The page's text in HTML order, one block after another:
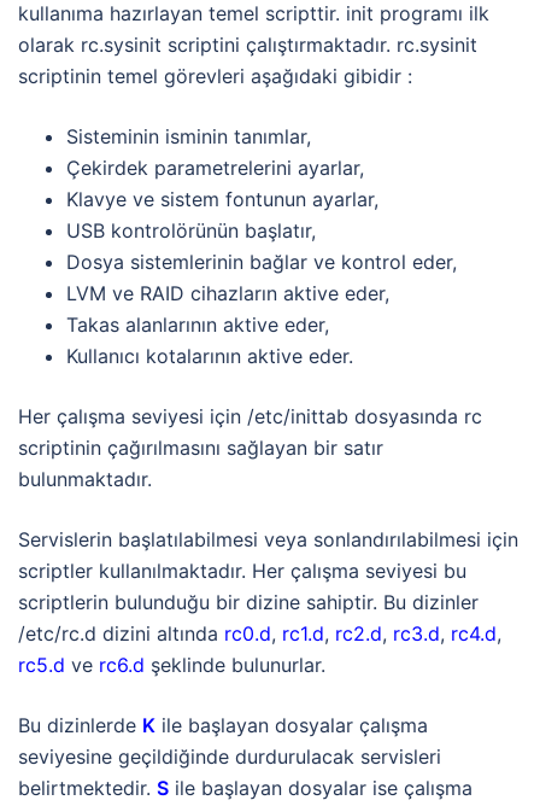
kullanıma hazırlayan temel scripttir. init programı ilk
olarak rc.sysinit scriptini çalıştırmaktadır. rc.sysinit
scriptinin temel görevleri aşağıdaki gibidir :
Sisteminin isminin tanımlar,
Çekirdek parametrelerini ayarlar,
Klavye ve sistem fontunun ayarlar,
USB kontrolörünün başlatır,
Dosya sistemlerinin bağlar ve kontrol eder,
LVM ve RAID cihazların aktive eder,
Takas alanlarının aktive eder,
Kullanıcı kotalarının aktive eder.
Her çalışma seviyesi için /etc/inittab dosyasında rc
scriptinin çağırılmasını sağlayan bir satır
bulunmaktadır.
Servislerin başlatılabilmesi veya sonlandırılabilmesi için
scriptler kullanılmaktadır. Her çalışma seviyesi bu
scriptlerin bulunduğu bir dizine sahiptir. Bu dizinler
/etc/rc.d dizini altında rc0.d, rc1.d, rc2.d, rc3.d, rc4.d,
rc5.d ve rc6.d şeklinde bulunurlar.
Bu dizinlerde K ile başlayan dosyalar çalışma
seviyesine geçildiğinde durdurulacak servisleri
belirtmektedir. S ile başlayan dosyalar ise çalışma